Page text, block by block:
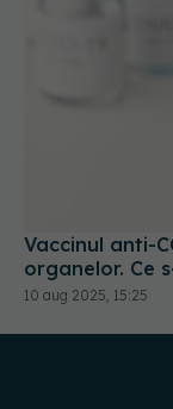
Vaccinul anti-
organelor. Ce
10 aug 2025, 15:25